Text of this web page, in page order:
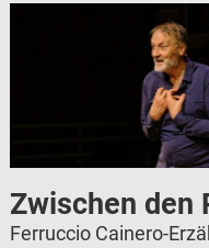
Zwischen den
Ferruccio Cainero-